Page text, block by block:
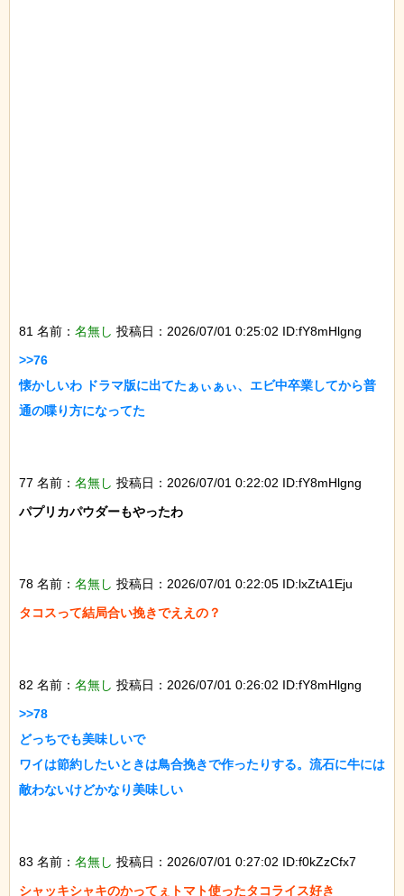
81 名前： 名無し 投稿日：2026/07/01 0:25:02 ID:fY8mHlgng
>>76
懐かしいわ ドラマ版に出てたぁぃぁぃ、エビ中卒業してから普
通の喋り方になってた
77 名前： 名無し 投稿日：2026/07/01 0:22:02 ID:fY8mHlgng
パプリカパウダーもやったわ
78 名前： 名無し 投稿日：2026/07/01 0:22:05 ID:lxZtA1Eju
タコスって結局合い挽きでええの？
82 名前： 名無し 投稿日：2026/07/01 0:26:02 ID:fY8mHlgng
>>78
どっちでも美味しいで
ワイは節約したいときは鳥合挽きで作ったりする。流石に牛には
敵わないけどかなり美味しい
83 名前： 名無し 投稿日：2026/07/01 0:27:02 ID:f0kZzCfx7
シャッキシャキのかってぇトマト使ったタコライス好き